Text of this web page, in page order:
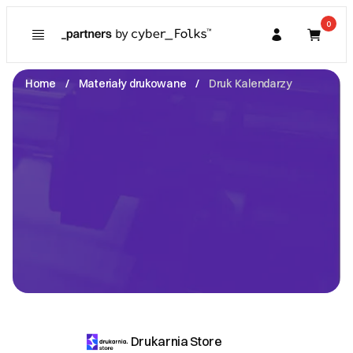
Kupujący
0
Home Materiały drukowane Druk Kalendarzy
Drukarnia Store
Poznaj
Prawa konsumenta